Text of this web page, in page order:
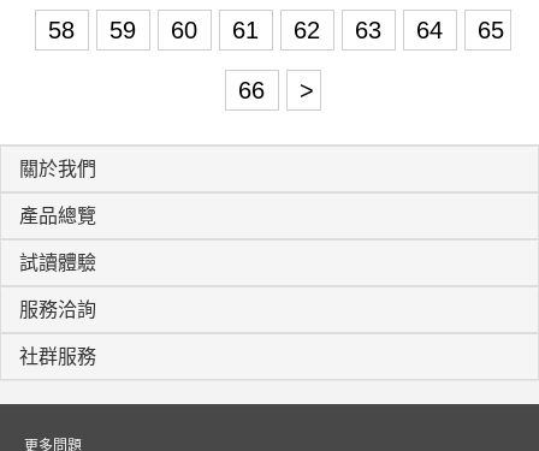
58 59 60 61 62 63 64 65
66 >
關於我們
產品總覽
試讀體驗
服務洽詢
社群服務
更多問題